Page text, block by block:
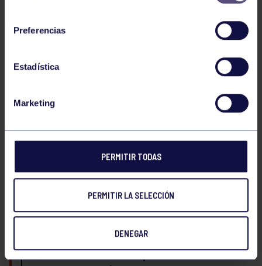
Preferencias
Estadística
Marketing
PERMITIR TODAS
PERMITIR LA SELECCIÓN
DENEGAR
Tiradas de clasificación para el
Cajetillaen Lieres, destinadas a jugadores de3ª
De 11:00 a 13:00 h:Continuación de las tiradas de
Domingo 1 de marzo